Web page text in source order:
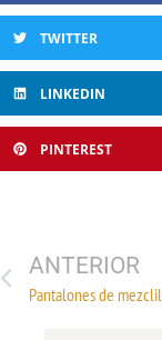
TWITTER
LINKEDIN
PINTEREST
ANTERIOR